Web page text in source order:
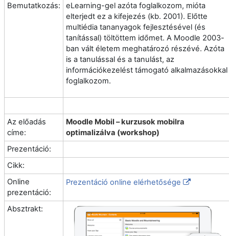
Bemutatkozás:
eLearning-gel azóta foglalkozom, mióta
elterjedt ez a kifejezés (kb. 2001). Előtte
multiédia tananyagok fejlesztésével (és
tanítással) töltöttem időmet. A Moodle 2003-
ban vált életem meghatározó részévé. Azóta
is a tanulással és a tanulást, az
információkezelést támogató alkalmazásokkal
foglalkozom.
Az előadás
címe:
Moodle Mobil – kurzusok mobilra
optimalizálva (workshop)
Prezentáció:
Cikk:
Online
prezentáció:
Prezentáció online elérhetősége
Absztrakt: